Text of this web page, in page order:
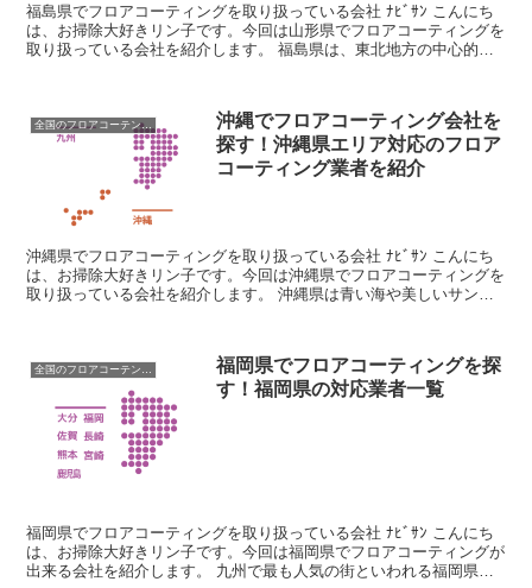
福島県でフロアコーティングを取り扱っている会社 ﾅﾋﾞｻﾝ こんにち
は、お掃除大好きリン子です。今回は山形県でフロアコーティングを
取り扱っている会社を紹介します。 福島県は、東北地方の中心的な
全国のフロアコーテング業者
沖縄でフロアコーティング会社を
探す！沖縄県エリア対応のフロア
コーティング業者を紹介
沖縄県でフロアコーティングを取り扱っている会社 ﾅﾋﾞｻﾝ こんにち
は、お掃除大好きリン子です。今回は沖縄県でフロアコーティングを
取り扱っている会社を紹介します。 沖縄県は青い海や美しいサンゴ
福岡県でフロアコーティングを探
す！福岡県の対応業者一覧
福岡県でフロアコーティングを取り扱っている会社 ﾅﾋﾞｻﾝ こんにち
は、お掃除大好きリン子です。今回は福岡県でフロアコーティングが
出来る会社を紹介します。 九州で最も人気の街といわれる福岡県は